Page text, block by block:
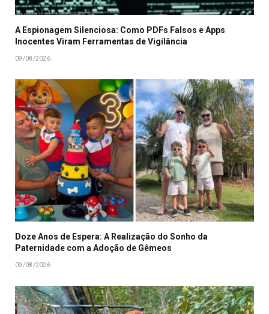
A Espionagem Silenciosa: Como PDFs Falsos e Apps
Inocentes Viram Ferramentas de Vigilância
09/08/2026
Doze Anos de Espera: A Realização do Sonho da
Paternidade com a Adoção de Gêmeos
09/08/2026